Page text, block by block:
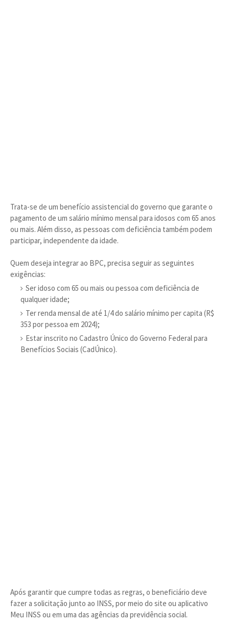
Trata-se de um benefício assistencial do governo que garante o
pagamento de um salário mínimo mensal para idosos com 65 anos
ou mais. Além disso, as pessoas com deficiência também podem
participar, independente da idade.
Quem deseja integrar ao BPC, precisa seguir as seguintes
exigências:
Ser idoso com 65 ou mais ou pessoa com deficiência de
qualquer idade;
Ter renda mensal de até 1/4 do salário mínimo per capita (R$
353 por pessoa em 2024);
Estar inscrito no Cadastro Único do Governo Federal para
Benefícios Sociais (CadÚnico).
Após garantir que cumpre todas as regras, o beneficiário deve
fazer a solicitação junto ao INSS, por meio do site ou aplicativo
Meu INSS ou em uma das agências da previdência social.